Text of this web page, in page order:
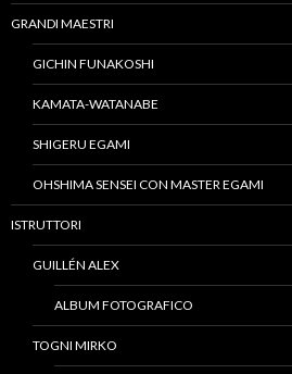
GRANDI MAESTRI
GICHIN FUNAKOSHI
KAMATA-WATANABE
SHIGERU EGAMI
OHSHIMA SENSEI CON MASTER EGAMI
ISTRUTTORI
GUILLÉN ALEX
ALBUM FOTOGRAFICO
TOGNI MIRKO